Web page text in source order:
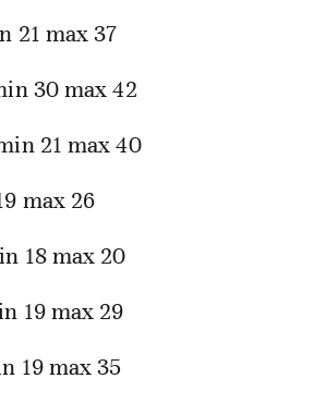
21 max 37
30 max 42
21 max 40
max 26
18 max 20
19 max 29
19 max 35